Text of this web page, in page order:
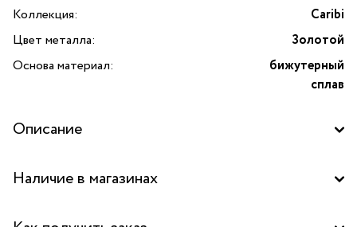
Коллекция:
Caribi
Цвет металла:
Золотой
Основа материал:
бижутерный
сплав
Описание
от бренда Lanzerotti — это изысканное украшение,
Наличие в магазинах
Бутик "La Nature" в ТЦ "Метрополис", Москва